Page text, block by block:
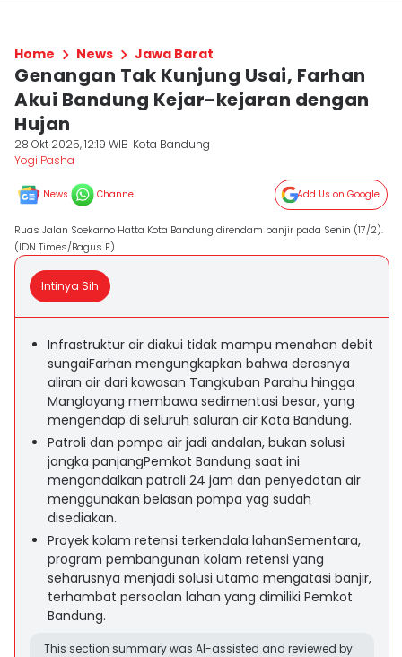
Home News Jawa Barat
Genangan Tak Kunjung Usai, Farhan
Akui Bandung Kejar-kejaran dengan
Hujan
28 Okt 2025, 12:19 WIB Kota Bandung
Yogi Pasha
News Channel Add Us on Google
Ruas Jalan Soekarno Hatta Kota Bandung direndam banjir pada Senin (17/2).
(IDN Times/Bagus F)
Intinya Sih
Infrastruktur air diakui tidak mampu menahan debit
sungaiFarhan mengungkapkan bahwa derasnya
aliran air dari kawasan Tangkuban Parahu hingga
Manglayang membawa sedimentasi besar, yang
mengendap di seluruh saluran air Kota Bandung.
Patroli dan pompa air jadi andalan, bukan solusi
jangka panjangPemkot Bandung saat ini
mengandalkan patroli 24 jam dan penyedotan air
menggunakan belasan pompa yag sudah
disediakan.
Proyek kolam retensi terkendala lahanSementara,
program pembangunan kolam retensi yang
seharusnya menjadi solusi utama mengatasi banjir,
terhambat persoalan lahan yang dimiliki Pemkot
Bandung.
This section summary was AI-assisted and reviewed by